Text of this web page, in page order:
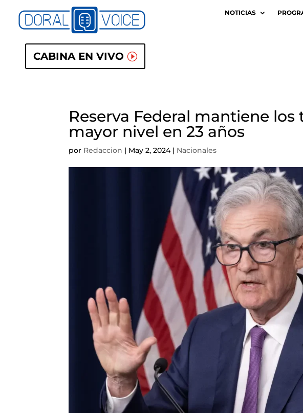
NOTICIAS
CABINA EN VIVO
Reserva Federal mantiene
mayor nivel en 23 años
por Redaccion | May 2, 2024| Nacionales